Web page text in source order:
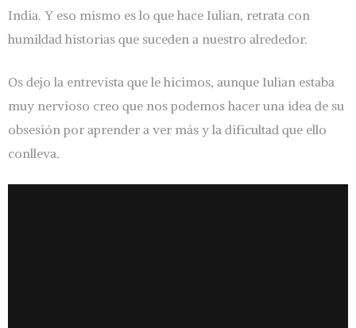
India. Y eso mismo es lo que hace Iulian, retrata con
humildad historias que suceden a nuestro alrededor.
Os dejo la entrevista que le hicimos, aunque Iulian estaba
muy nervioso creo que nos podemos hacer una idea de su
obsesión por aprender a ver más y la dificultad que ello
conlleva.